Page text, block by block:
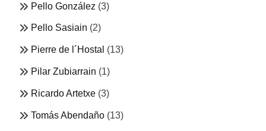
Pello González (3)
Pello Sasiain (2)
Pierre de l´Hostal (13)
Pilar Zubiarrain (1)
Ricardo Artetxe (3)
Tomás Abendaño (13)